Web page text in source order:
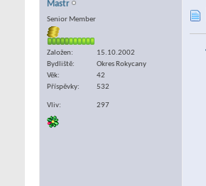
Mastr
Senior Member
Založen
15.10.2002
Bydliště
Okres Rokycany
Věk
42
Příspěvky
532
Vliv 297